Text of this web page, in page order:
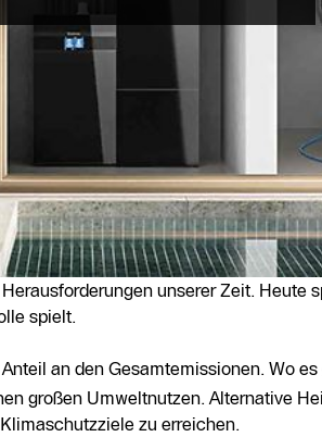
unserer Zeit. Heute
spielt.
an den Gesamtemissionen. Wo
großen Umweltnutzen. Alternative
zu erreichen.